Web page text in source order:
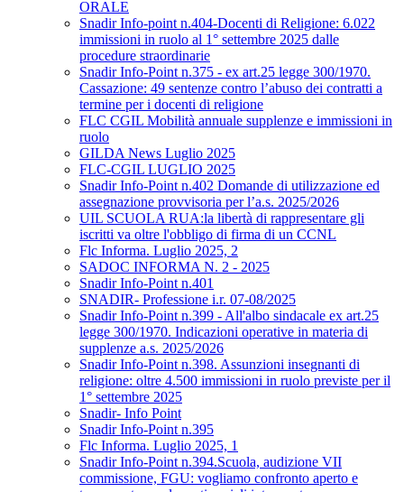
ORALE
Snadir Info-point n.404-Docenti di Religione: 6.022
immissioni in ruolo al 1° settembre 2025 dalle
procedure straordinarie
Snadir Info-Point n.375 - ex art.25 legge 300/1970.
Cassazione: 49 sentenze contro l’abuso dei contratti a
termine per i docenti di religione
FLC CGIL Mobilità annuale supplenze e immissioni in
ruolo
GILDA News Luglio 2025
FLC-CGIL LUGLIO 2025
Snadir Info-Point n.402 Domande di utilizzazione ed
assegnazione provvisoria per l’a.s. 2025/2026
UIL SCUOLA RUA:la libertà di rappresentare gli
iscritti va oltre l'obbligo di firma di un CCNL
Flc Informa. Luglio 2025, 2
SADOC INFORMA N. 2 - 2025
Snadir Info-Point n.401
SNADIR- Professione i.r. 07-08/2025
Snadir Info-Point n.399 - All'albo sindacale ex art.25
legge 300/1970. Indicazioni operative in materia di
supplenze a.s. 2025/2026
Snadir Info-Point n.398. Assunzioni insegnanti di
religione: oltre 4.500 immissioni in ruolo previste per il
1° settembre 2025
Snadir- Info Point
Snadir Info-Point n.395
Flc Informa. Luglio 2025, 1
Snadir Info-Point n.394.Scuola, audizione VII
commissione, FGU: vogliamo confronto aperto e